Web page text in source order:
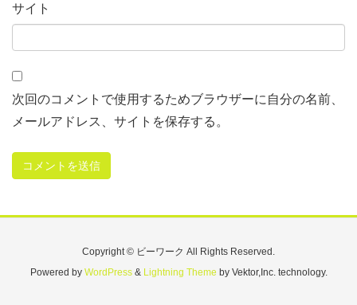
サイト
次回のコメントで使用するためブラウザーに自分の名前、
メールアドレス、サイトを保存する。
Copyright © ビーワーク All Rights Reserved.
Powered by WordPress& Lightning Theme by Vektor,Inc. technology.